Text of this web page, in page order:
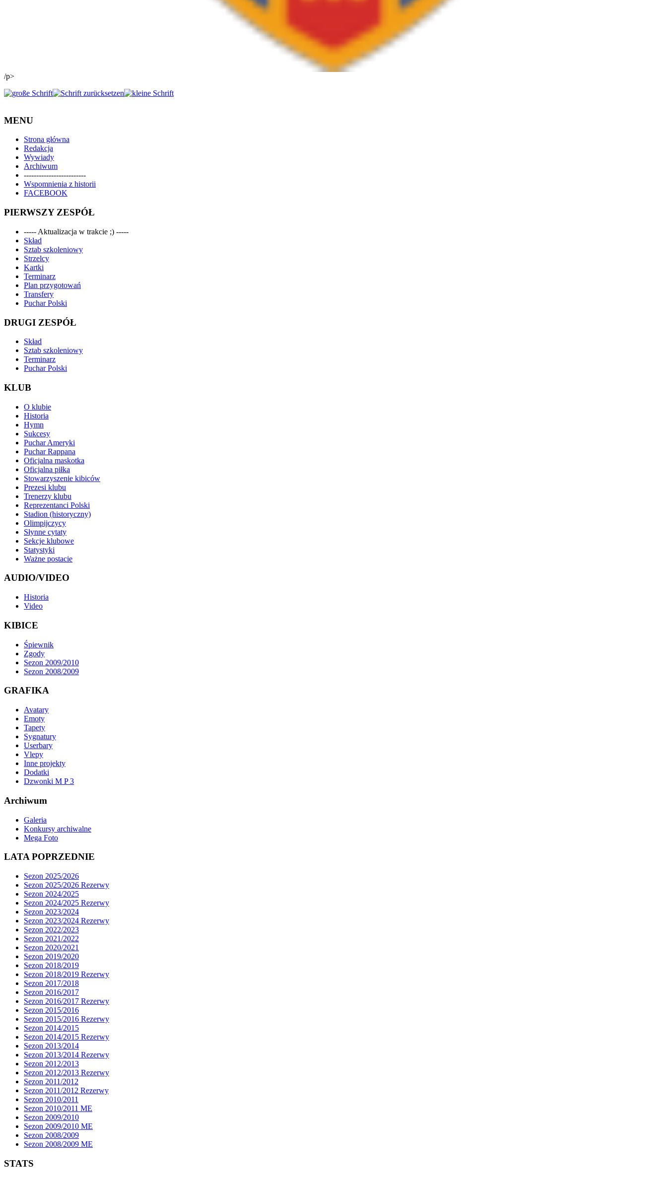
/p>
MENU
Strona główna
Redakcja
Wywiady
Archiwum
-------------------------
Wspomnienia z historii
FACEBOOK
PIERWSZY ZESPÓŁ
----- Aktualizacja w trakcie ;) -----
Skład
Sztab szkoleniowy
Strzelcy
Kartki
Terminarz
Plan przygotowań
Transfery
Puchar Polski
DRUGI ZESPÓŁ
Skład
Sztab szkoleniowy
Terminarz
Puchar Polski
KLUB
O klubie
Historia
Hymn
Sukcesy
Puchar Ameryki
Puchar Rappana
Oficjalna maskotka
Oficjalna piłka
Stowarzyszenie kibiców
Prezesi klubu
Trenerzy klubu
Reprezentanci Polski
Stadion (historyczny)
Olimpijczycy
Słynne cytaty
Sekcje klubowe
Statystyki
Ważne postacie
AUDIO/VIDEO
Historia
Video
KIBICE
Śpiewnik
Zgody
Sezon 2009/2010
Sezon 2008/2009
GRAFIKA
Avatary
Emoty
Tapety
Sygnatury
Userbary
Vlepy
Inne projekty
Dodatki
Dzwonki M P 3
Archiwum
Galeria
Konkursy archiwalne
Mega Foto
LATA POPRZEDNIE
Sezon 2025/2026
Sezon 2025/2026 Rezerwy
Sezon 2024/2025
Sezon 2024/2025 Rezerwy
Sezon 2023/2024
Sezon 2023/2024 Rezerwy
Sezon 2022/2023
Sezon 2021/2022
Sezon 2020/2021
Sezon 2019/2020
Sezon 2018/2019
Sezon 2018/2019 Rezerwy
Sezon 2017/2018
Sezon 2016/2017
Sezon 2016/2017 Rezerwy
Sezon 2015/2016
Sezon 2015/2016 Rezerwy
Sezon 2014/2015
Sezon 2014/2015 Rezerwy
Sezon 2013/2014
Sezon 2013/2014 Rezerwy
Sezon 2012/2013
Sezon 2012/2013 Rezerwy
Sezon 2011/2012
Sezon 2011/2012 Rezerwy
Sezon 2010/2011
Sezon 2010/2011 ME
Sezon 2009/2010
Sezon 2009/2010 ME
Sezon 2008/2009
Sezon 2008/2009 ME
STATS